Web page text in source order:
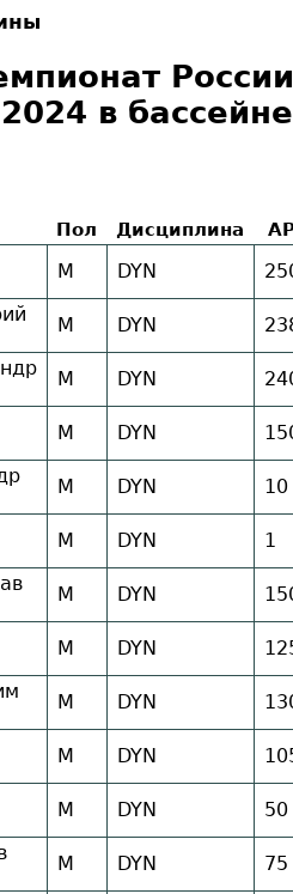
в
Пол Дисциплина
М DYN
М DYN
М DYN
М DYN
М DYN 10
М DYN 1
М DYN
М DYN
М DYN
М DYN
М DYN 50
М DYN 75